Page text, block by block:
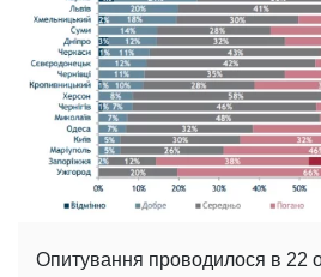
Опитування проводилося в 22